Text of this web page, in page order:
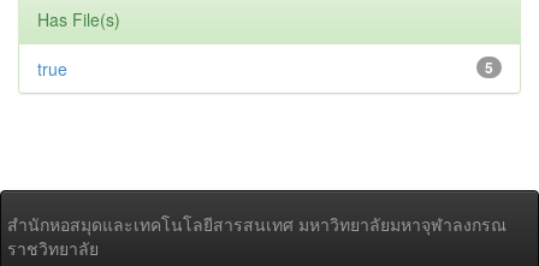
Has File(s)
5
true
สำนักหอสมุดและเทคโนโลยีสารสนเทศ มหาวิทยาลัยมหาจุฬาลงกรณ
ราชวิทยาลัย